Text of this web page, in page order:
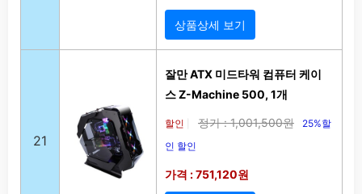
상품상세 보기
21
잘만 ATX 미드타워 컴퓨터 케이
스 Z-Machine 500, 1개
할인 정가 : 1,001,500원
25%할
인 할인
가격 : 751,120원